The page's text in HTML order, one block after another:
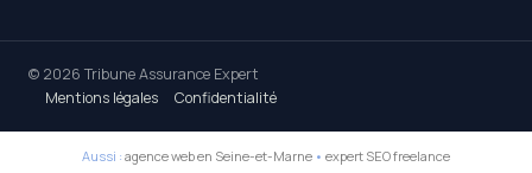
© 2026 Tribune Assurance Expert
Mentions légales
Confidentialité
Aussi : agence web en Seine-et-Marne • expert SEO freelance